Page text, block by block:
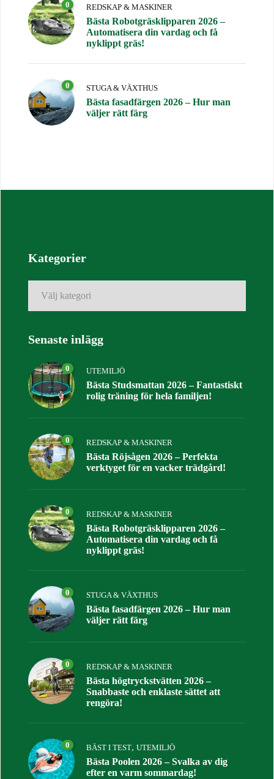
0 REDSKAP & MASKINER
Bästa Robotgräsklipparen 2026 –
Automatisera din vardag och få
nyklippt gräs!
0 STUGA & VÄXTHUS
Bästa fasadfärgen 2026 – Hur man
väljer rätt färg
Kategorier
Senaste inlägg
0 UTEMILJÖ
Bästa Studsmattan 2026 – Fantastiskt
rolig träning för hela familjen!
0 REDSKAP & MASKINER
Bästa Röjsågen 2026 – Perfekta
verktyget för en vacker trädgård!
0 REDSKAP & MASKINER
Bästa Robotgräsklipparen 2026 –
Automatisera din vardag och få
nyklippt gräs!
0 STUGA & VÄXTHUS
Bästa fasadfärgen 2026 – Hur man
väljer rätt färg
0 REDSKAP & MASKINER
Bästa högtryckstvätten 2026 –
Snabbaste och enklaste sättet att
rengöra!
0 BÄST I TEST, UTEMILJÖ
Bästa Poolen 2026 – Svalka av dig
efter en varm sommardag!